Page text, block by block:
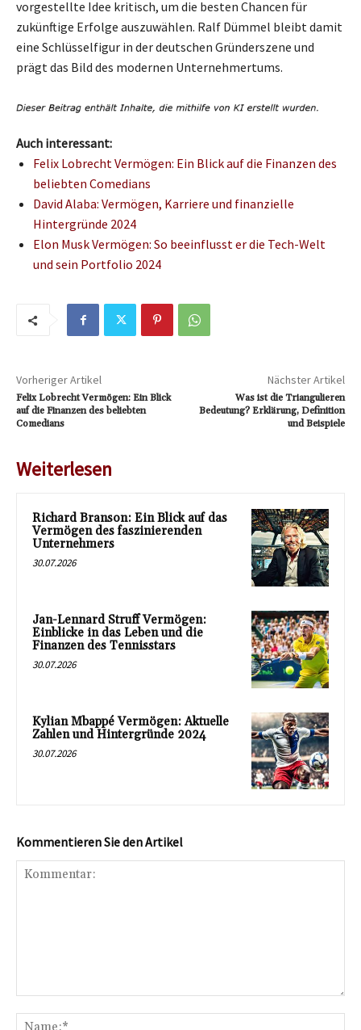
vorgestellte Idee kritisch, um die besten Chancen für
zukünftige Erfolge auszuwählen. Ralf Dümmel bleibt damit
eine Schlüsselfigur in der deutschen Gründerszene und
prägt das Bild des modernen Unternehmertums.
Auch interessant:
Felix Lobrecht Vermögen: Ein Blick auf die Finanzen des
beliebten Comedians
David Alaba: Vermögen, Karriere und finanzielle
Hintergründe 2024
Elon Musk Vermögen: So beeinflusst er die Tech-Welt
und sein Portfolio 2024
Vorheriger Artikel
Felix Lobrecht Vermögen: Ein Blick
auf die Finanzen des beliebten
Comedians
Nächster Artikel
Was ist die Triangulieren
Bedeutung? Erklärung, Definition
und Beispiele
Weiterlesen
Richard Branson: Ein Blick auf das
Vermögen des faszinierenden
Unternehmers
30.07.2026
Jan-Lennard Struff Vermögen:
Einblicke in das Leben und die
Finanzen des Tennisstars
30.07.2026
Kylian Mbappé Vermögen: Aktuelle
Zahlen und Hintergründe 2024
30.07.2026
Kommentieren Sie den Artikel